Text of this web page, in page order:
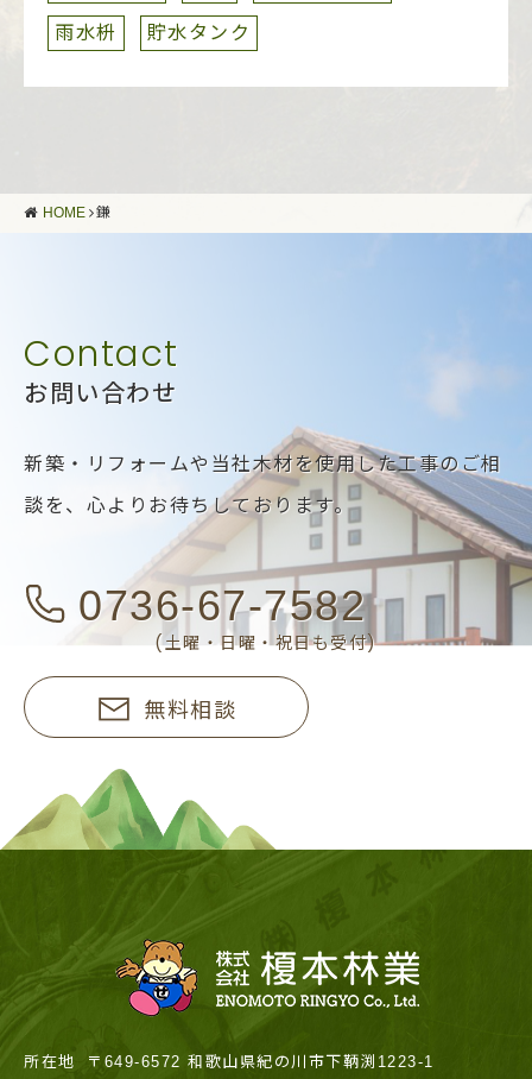
雨水枡
貯水タンク
HOME 鎌
お問い合わせ
新築・リフォームや当社木材を使用した工事のご相
談を、 心よりお待ちしております。
0736-67-7582
(土曜・日曜・祝日も受付)
無料相談
所在地 〒649-6572 和歌山県紀の川市下鞆渕1223-1